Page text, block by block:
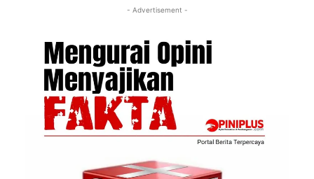
- Advertisement -